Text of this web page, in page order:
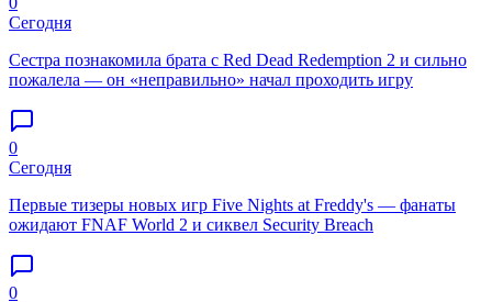
Сегодня
Сестра познакомила брата с Red Dead Redemption 2 и сильно
пожалела — он «неправильно» начал проходить игру
0
Сегодня
Первые тизеры новых игр Five Nights at Freddy's — фанаты
ожидают FNAF World 2 и сиквел Security Breach
0